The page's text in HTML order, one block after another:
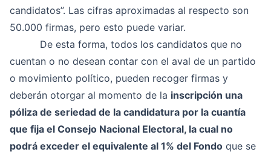
candidatos”. Las cifras aproximadas al respecto son
50.000 firmas, pero esto puede variar.
De esta forma, todos los candidatos que no
cuentan o no desean contar con el aval de un partido
o movimiento político, pueden recoger firmas y
deberán otorgar al momento de la inscripción una
póliza de seriedad de la candidatura por la cuantía
que fija el Consejo Nacional Electoral, la cual no
podrá exceder el equivalente al 1% del Fondo que se